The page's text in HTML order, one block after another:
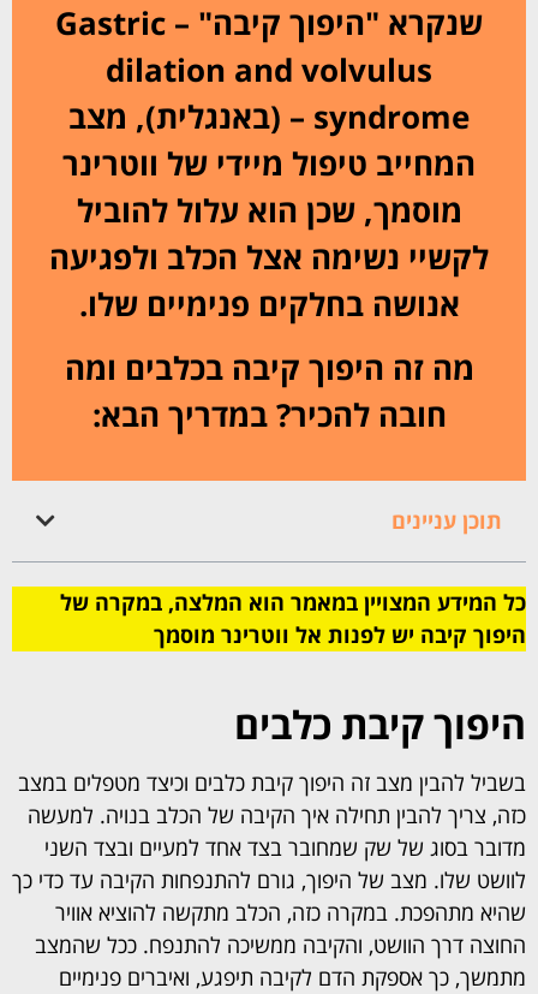
שנקרא "היפוך קיבה" – Gastric
dilation and volvulus
syndrome – (באנגלית), מצב
המחייב טיפול מיידי של ווטרינר
מוסמך, שכן הוא עלול להוביל
לקשיי נשימה אצל הכלב ולפגיעה
אנושה בחלקים פנימיים שלו.
מה זה היפוך קיבה בכלבים ומה
חובה להכיר? במדריך הבא:
תוכן עניינים
כל המידע המצויין במאמר הוא המלצה, במקרה של
היפוך קיבה יש לפנות אל ווטרינר מוסמך
היפוך קיבת כלבים
בשביל להבין מצב זה היפוך קיבת כלבים וכיצד מטפלים במצב
כזה, צריך להבין תחילה איך הקיבה של הכלב בנויה. למעשה
מדובר בסוג של שק שמחובר בצד אחד למעיים ובצד השני
לוושט שלו. מצב של היפוך, גורם להתנפחות הקיבה עד כדי כך
שהיא מתהפכת. במקרה כזה, הכלב מתקשה להוציא אוויר
החוצה דרך הוושט, והקיבה ממשיכה להתנפח. ככל שהמצב
מתמשך, כך אספקת הדם לקיבה תיפגע, ואיברים פנימיים